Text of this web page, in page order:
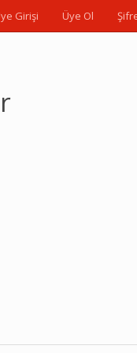
Girişi Üye Ol